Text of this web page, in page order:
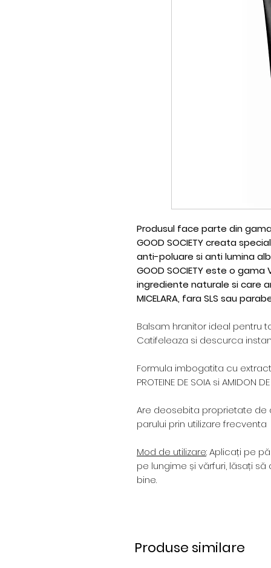
Produsul face parte din gama
GOOD SOCIETY creata
anti-poluare si anti lumina
GOOD SOCIETY este o
ingrediente naturale si care
MICELARA, fara SLS sau
Balsam hranitor ideal pentru
Catifeleaza si descurca
Formula imbogatita cu extracte
PROTEINE DE SOIA si AMIDON
Are deosebita proprietate de
parului prin utilizare frecventa
Mod de utilizare: Aplicați pe
pe lungime și vărfuri, lăsați
bine.
Produse similare